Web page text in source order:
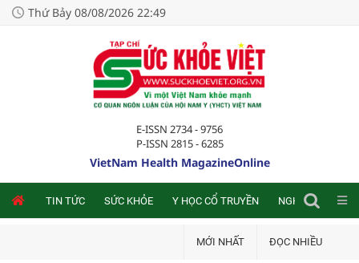
Thứ Bảy 08/08/2026 22:49
E-ISSN 2734 - 9756
P-ISSN 2815 - 6285
VietNam Health MagazineOnline
TIN TỨC SỨC KHỎE Y HỌC CỔ TRUYỀN NGHIÊN CỨU
MỚI NHẤT ĐỌC NHIỀU